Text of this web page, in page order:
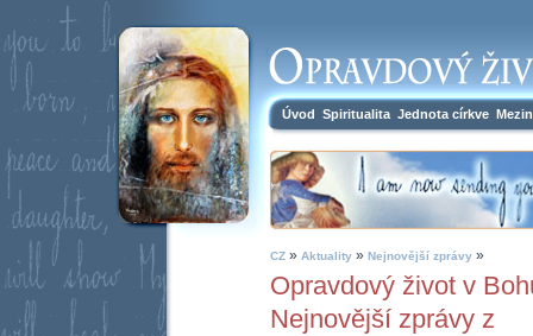
Úvod Spiritualita Jednota církve
CZ » Aktuality » Nejnovější zprávy »
Opravdový život v
Nejnovější zprávy z